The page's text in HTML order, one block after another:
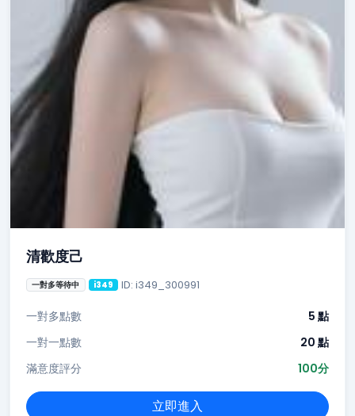
清歡度己
一對多等待中 i349 ID: i349_300991
一對多點數
5 點
一對一點數
20 點
滿意度評分
100分
立即進入